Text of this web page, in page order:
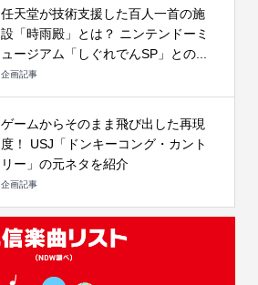
任天堂が技術支援した百人一首の施
設「時雨殿」とは？ ニンテンドーミ
ュージアム「しぐれでんSP」との...
企画記事
ゲームからそのまま飛び出した再現
度！ USJ「ドンキーコング・カント
リー」の元ネタを紹介
企画記事